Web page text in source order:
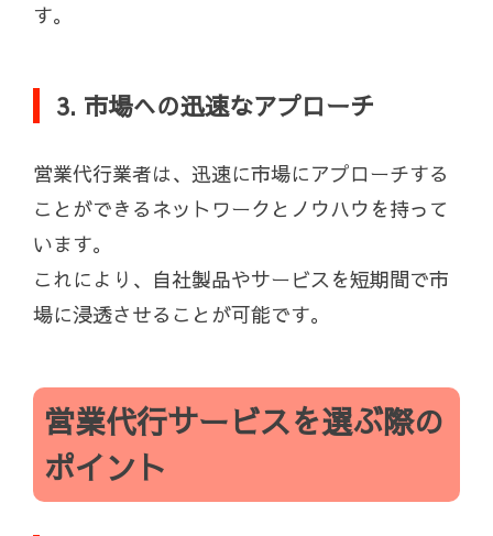
す。
3. 市場への迅速なアプローチ
営業代行業者は、迅速に市場にアプローチする
ことができるネットワークとノウハウを持って
います。
これにより、自社製品やサービスを短期間で市
場に浸透させることが可能です。
営業代行サービスを選ぶ際の
ポイント